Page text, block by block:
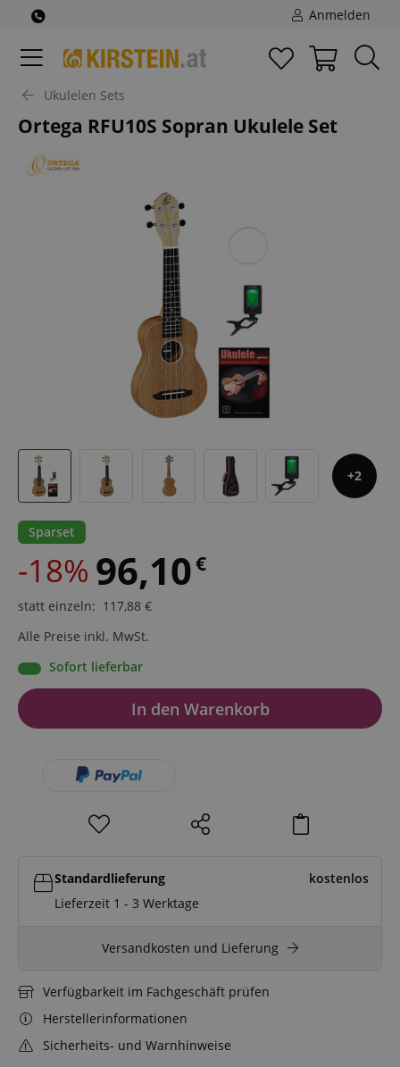
Anmelden
Ukulelen Sets
Ortega RFU10S Sopran Ukulele Set
2
Sparset
-18% 96,10€
statt einzeln: 117,88 €
Alle Preise inkl. MwSt.
Sofort lieferbar
In den Warenkorb
Standardlieferung
kostenlos
Lieferzeit 1 - 3 Werktage
Versandkosten und Lieferung
Verfügbarkeit im Fachgeschäft prüfen
Herstellerinformationen
Sicherheits- und Warnhinweise